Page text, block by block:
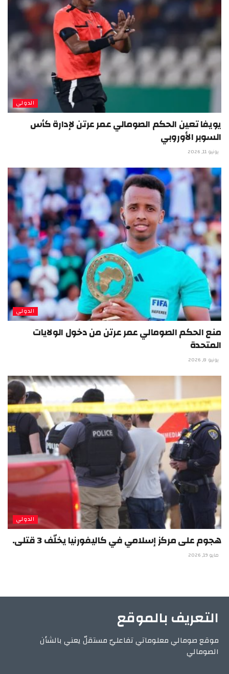
الدولي
يويفا تعين الحكم الصومالي عمر عرتن لإدارة كأس
السوبر الأوروبي
يونيو 11, 2026
الدولي
منع الحكم الصومالي عمر عرتن من دخول الولايات
المتحدة
يونيو 8, 2026
الدولي
هجوم على مركز إسلامي في كاليفورنيا يخلّف 3 قتلى.
مايو 19, 2026
التعريف بالموقع
موقع صومالي معلوماتي تفاعليّ مستقلّ يعني بالشأن
الصومالي